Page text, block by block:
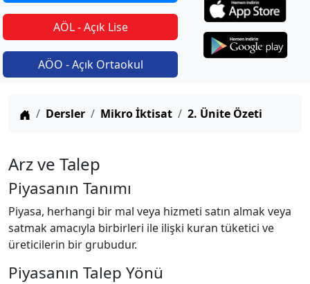
AÖL - Açık Lise
AÖO - Açık Ortaokul
Anasayfa
Dersler Mikro İktisat 2. Ünite Özeti
Arz ve Talep
Piyasanın Tanımı
Piyasa, herhangi bir mal veya hizmeti satın almak veya
satmak amacıyla birbirleri ile ilişki kuran tüketici ve
üreticilerin bir grubudur.
Piyasanın Talep Yönü